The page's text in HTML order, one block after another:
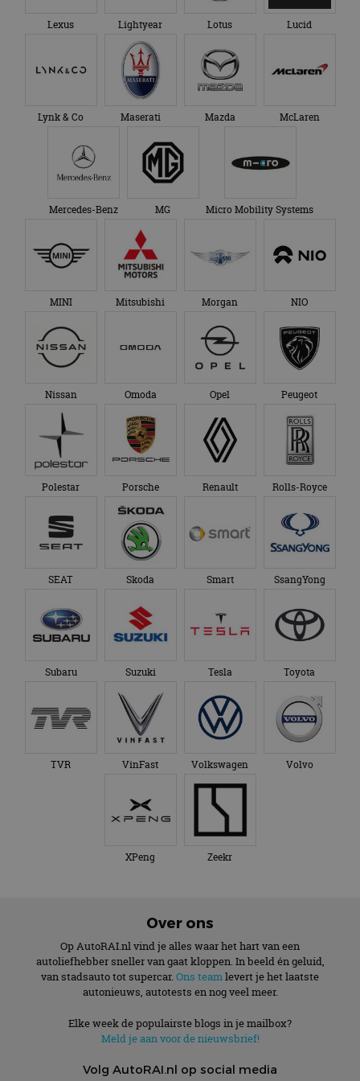
Lexus Lightyear Lotus Lucid
Lynk & Co Maserati Mazda McLaren
Mercedes-Benz MG Micro Mobility Systems
MINI Mitsubishi Morgan NIO
Nissan Omoda Opel Peugeot
Polestar Porsche Renault Rolls-Royce
SEAT Skoda Smart SsangYong
Subaru Suzuki Tesla Toyota
TVR VinFast Volkswagen Volvo
XPeng Zeekr
Over ons
Op AutoRAI.nl vind je alles waar het hart van een
autoliefhebber sneller van gaat kloppen. In beeld én geluid,
van stadsauto tot supercar. Ons teamlevert je het laatste
autonieuws, autotests en nog veel meer.
Elke week de populairste blogs in je mailbox?
Meld je aan voor de nieuwsbrief!
Volg AutoRAI.nl op social media